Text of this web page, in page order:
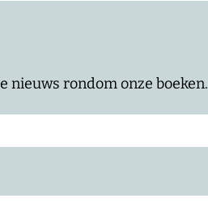
nieuws rondom onze boeken.